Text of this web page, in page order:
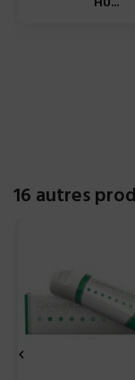
16 autres
